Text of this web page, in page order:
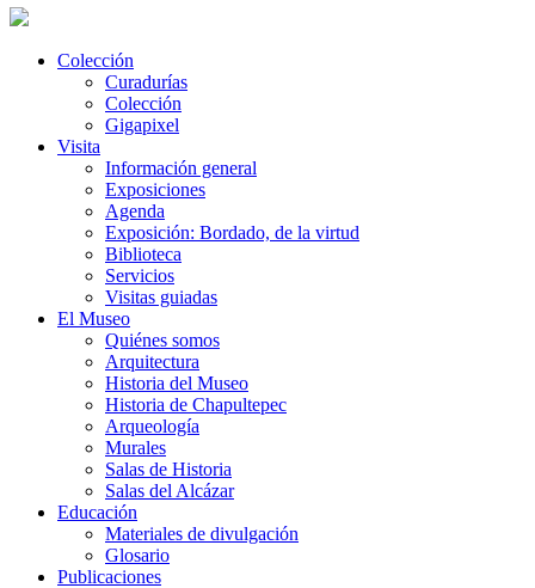
Colección
Curadurías
Colección
Gigapixel
Visita
Información general
Exposiciones
Agenda
Exposición: Bordado, de la virtud
Biblioteca
Servicios
Visitas guiadas
El Museo
Quiénes somos
Arquitectura
Historia del Museo
Historia de Chapultepec
Arqueología
Murales
Salas de Historia
Salas del Alcázar
Educación
Materiales de divulgación
Glosario
Publicaciones